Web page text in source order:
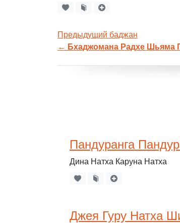
Предыдущий баджан
← Бхаджомана Радхе Шьяма
Пандуранга
Дина Натха Каруна Натха
Джея Гуру Натха